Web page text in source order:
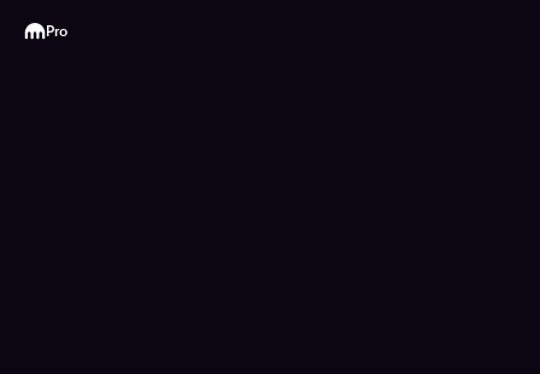
Kraken
Pro